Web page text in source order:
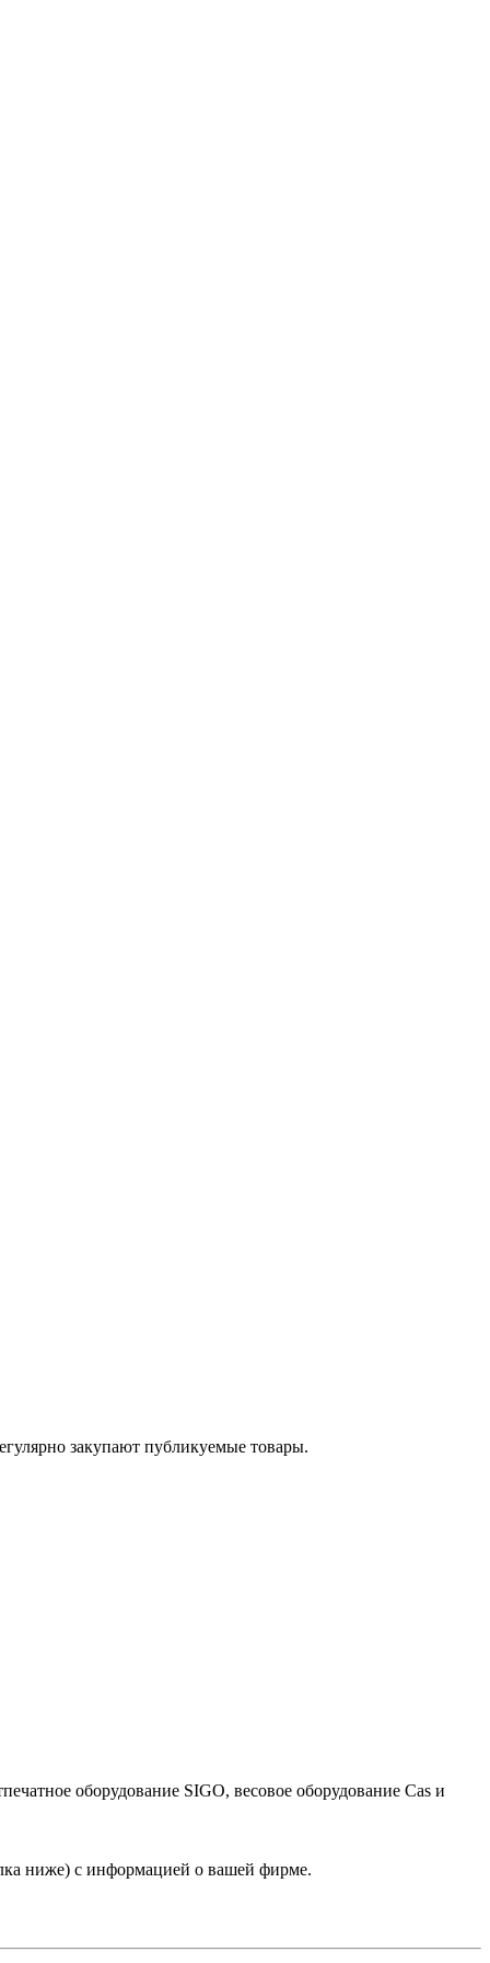
закупают публикуемые товары.
оборудование SIGO, весовое оборудование Cas и
ниже) с информацией о вашей фирме.